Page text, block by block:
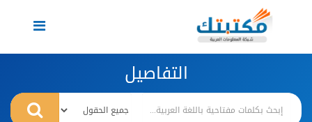
Toggle
navigation
التفاصيل